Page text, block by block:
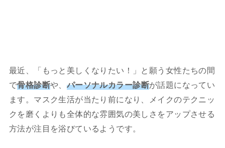
最近、「もっと美しくなりたい！」と願う女性たちの間
で骨格診断や、 パーソナルカラー診断が話題になってい
ます。マスク生活が当たり前になり、メイクのテクニッ
クを磨くよりも全体的な雰囲気の美しさをアップさせる
方法が注目を浴びているようです。